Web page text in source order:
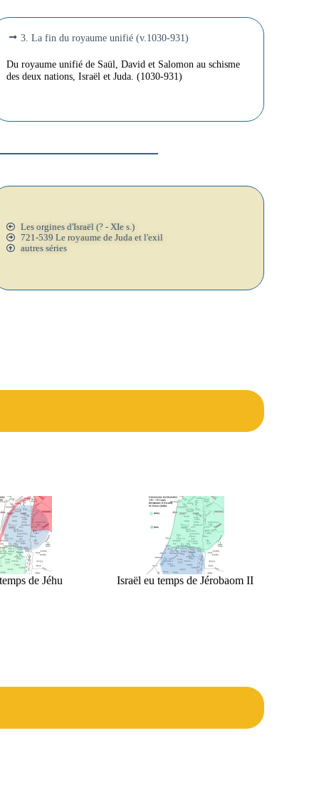
3. La fin du royaume unifié (v.1030-931)
Du royaume unifié de Saül, David et Salomon au schisme
des deux nations, Israël et Juda. (1030-931)
Les orgines d'Israël (? - XIe s.)
721-539 Le royaume de Juda et l'exil
autres séries
de Jéhu Israël eu temps de Jérobaom II